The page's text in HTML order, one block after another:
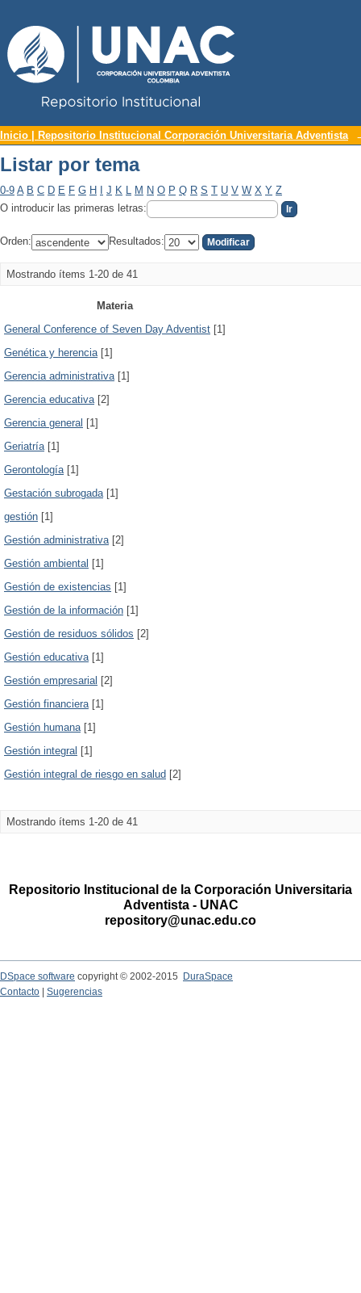
Listar por tema
Inicio | Repositorio Institucional Corporación Universitaria Adventista
Listar por tema
0-9 A B C D E F G H J K L M N O P Q R S T U V W X Y Z
O introducir las primeras letras:
Orden: Resultados:
Mostrando ítems 1-20 de 41
Materia
General Conference of Seven Day Adventist [1]
Genética y herencia[1]
Gerencia administrativa[1]
Gerencia educativa[2]
Gerencia general [1]
Geriatría[1]
Gerontología[1]
Gestación subrogada[1]
gestión [1]
Gestión administrativa[2]
Gestión ambiental [1]
Gestión de existencias [1]
Gestión de la información [1]
Gestión de residuos sólidos [2]
Gestión educativa[1]
Gestión empresarial [2]
Gestión financiera[1]
Gestión humana[1]
Gestión integral [1]
Gestión integral de riesgo en salud [2]
Mostrando ítems 1-20 de 41
Repositorio Institucional de la Corporación Universitaria
Adventista - UNAC
repository@unac.edu.co
DSpace software copyright © 2002-2015
DuraSpace
Contacto
Sugerencias